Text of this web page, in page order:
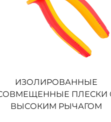
ИЗОЛИРОВАННЫЕ
ПЛЕСКИ
ВЫСОКИМ РЫЧАГОМ